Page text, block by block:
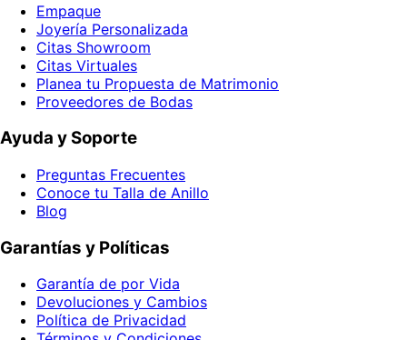
Empaque
Joyería Personalizada
Citas Showroom
Citas Virtuales
Planea tu Propuesta de Matrimonio
Proveedores de Bodas
Ayuda y Soporte
Preguntas Frecuentes
Conoce tu Talla de Anillo
Blog
Garantías y Políticas
Garantía de por Vida
Devoluciones y Cambios
Política de Privacidad